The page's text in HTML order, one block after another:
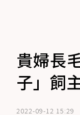
貴婦長
子」飼
2022-09-12 15:29